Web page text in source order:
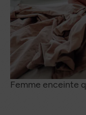
Femme enceinte